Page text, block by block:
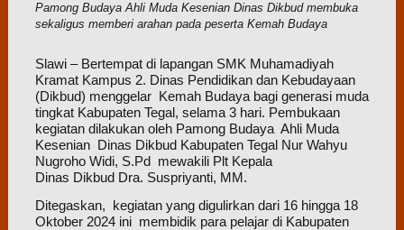
Pamong Budaya Ahli Muda Kesenian Dinas Dikbud membuka
sekaligus memberi arahan pada peserta Kemah Budaya
Slawi – Bertempat di lapangan SMK Muhamadiyah
Kramat Kampus 2. Dinas Pendidikan dan Kebudayaan
(Dikbud) menggelar Kemah Budaya bagi generasi muda
tingkat Kabupaten Tegal, selama 3 hari. Pembukaan
kegiatan dilakukan oleh Pamong Budaya Ahli Muda
Kesenian Dinas Dikbud Kabupaten Tegal Nur Wahyu
Nugroho Widi, S.Pd mewakili Plt Kepala
Dinas Dikbud Dra. Suspriyanti, MM.
Ditegaskan, kegiatan yang digulirkan dari 16 hingga 18
Oktober 2024 ini membidik para pelajar di Kabupaten